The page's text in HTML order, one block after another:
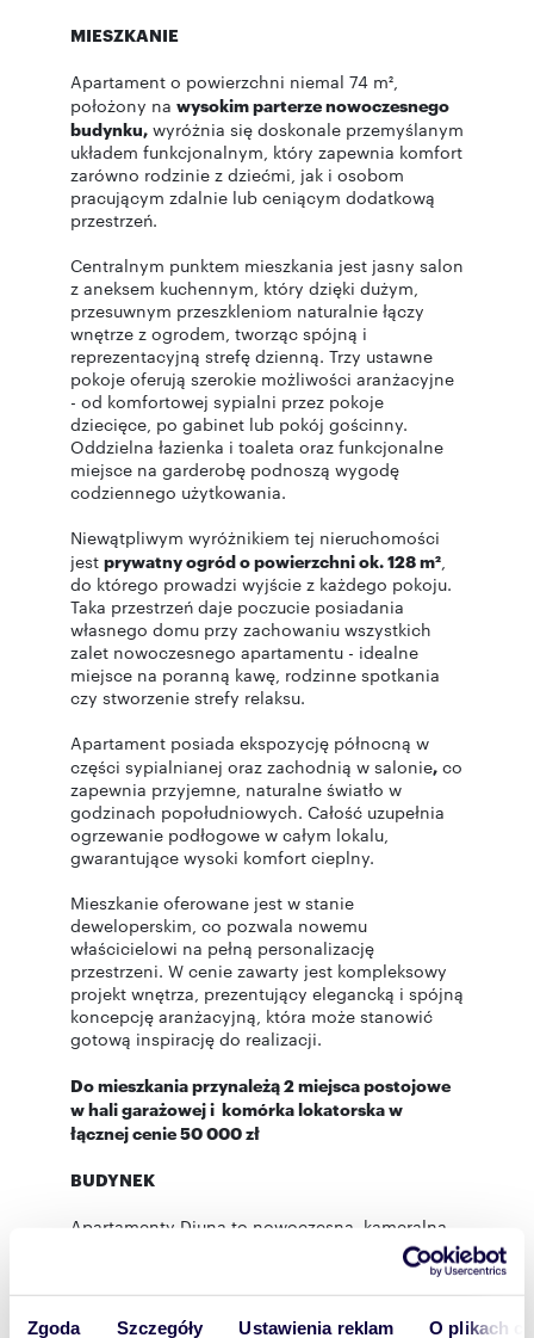
Zgoda Szczegóły Ustawienia reklam O plikach
MIESZKANIE
Apartament o powierzchni niemal 74 m²,
położony na wysokim parterze nowoczesnego
budynku, wyróżnia się doskonale przemyślanym
układem funkcjonalnym, który zapewnia komfort
zarówno rodzinie z dziećmi, jak i osobom
pracującym zdalnie lub ceniącym dodatkową
przestrzeń.
Centralnym punktem mieszkania jest jasny salon
z aneksem kuchennym, który dzięki dużym,
przesuwnym przeszkleniom naturalnie łączy
wnętrze z ogrodem, tworząc spójną i
reprezentacyjną strefę dzienną. Trzy ustawne
pokoje oferują szerokie możliwości aranżacyjne
- od komfortowej sypialni przez pokoje
dziecięce, po gabinet lub pokój gościnny.
Oddzielna łazienka i toaleta oraz funkcjonalne
miejsce na garderobę podnoszą wygodę
codziennego użytkowania.
Niewątpliwym wyróżnikiem tej nieruchomości
jest prywatny ogród o powierzchni ok. 128 m²,
do którego prowadzi wyjście z każdego pokoju.
Taka przestrzeń daje poczucie posiadania
własnego domu przy zachowaniu wszystkich
zalet nowoczesnego apartamentu - idealne
miejsce na poranną kawę, rodzinne spotkania
czy stworzenie strefy relaksu.
Apartament posiada ekspozycję północną w
części sypialnianej oraz zachodnią w salonie, co
zapewnia przyjemne, naturalne światło w
godzinach popołudniowych. Całość uzupełnia
ogrzewanie podłogowe w całym lokalu,
gwarantujące wysoki komfort cieplny.
Mieszkanie oferowane jest w stanie
deweloperskim, co pozwala nowemu
właścicielowi na pełną personalizację
przestrzeni. W cenie zawarty jest kompleksowy
projekt wnętrza, prezentujący elegancką i spójną
koncepcję aranżacyjną, która może stanowić
gotową inspirację do realizacji.
Do mieszkania przynależą 2 miejsca postojowe
w hali garażowej i komórka lokatorska w
łącznej cenie 50 000 zł
BUDYNEK
Apartamenty Diuna to nowoczesna, kameralna
inwestycja z 2025 roku, zaprojektowana z myślą
o komforcie i prywatności mieszkańców. Wysoki
standard części wspólnych, garaż podziemny
oraz spójna, elegancka architektura wpisują się